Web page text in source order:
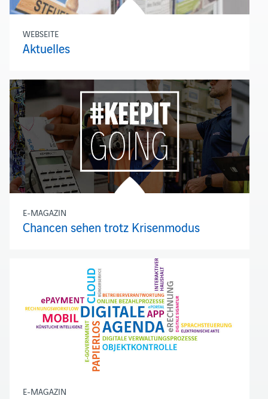
WEBSEITE
Aktuelles
E-MAGAZIN
Chancen sehen trotz Krisenmodus
E-MAGAZIN